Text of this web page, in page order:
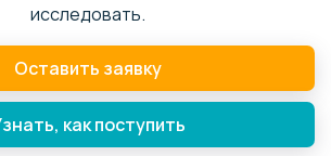
исследовать.
Оставить заявку
как поступить